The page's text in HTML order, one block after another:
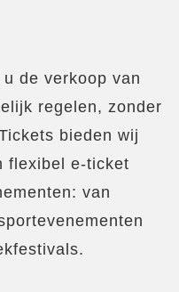
de verkoop van
regelen, zonder
bieden wij
flexibel e-ticket
van